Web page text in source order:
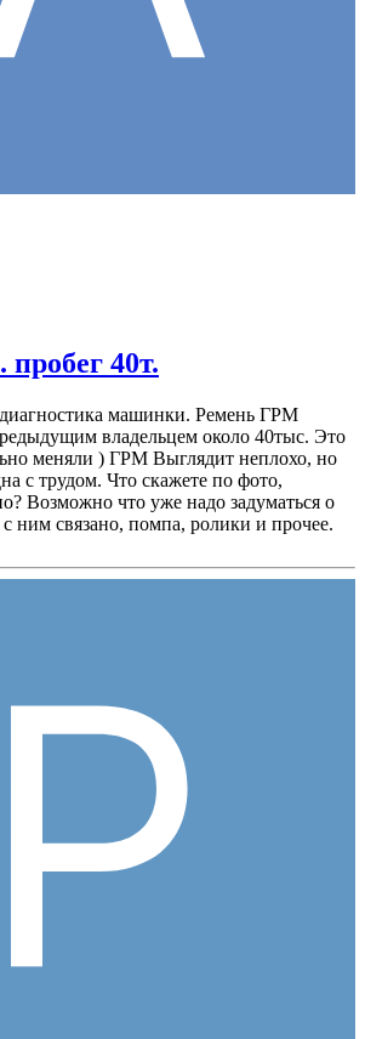
40т.
машинки. Ремень ГРМ
владельцем около 40тыс. Это
меняли ) ГРМ Выглядит неплохо, но
с трудом. Что скажете по фото,
Возможно что уже надо задуматься о
с ним связано, помпа, ролики и прочее.